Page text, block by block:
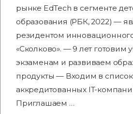
рынке EdTech в сегменте
образования (РБК, 2022) —
резидентом
«Сколково». — 9 лет готовим
экзаменам и развиваем
продукты — Входим в список
аккредитованных IT-
Приглашаем …